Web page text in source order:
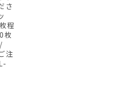
さ
程
枚
注